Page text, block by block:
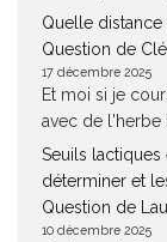
Quelle distance
Question de
17 décembre 2025
Et moi si je
avec de l'herbe
Seuils
déterminer et
Question de
10 décembre 2025